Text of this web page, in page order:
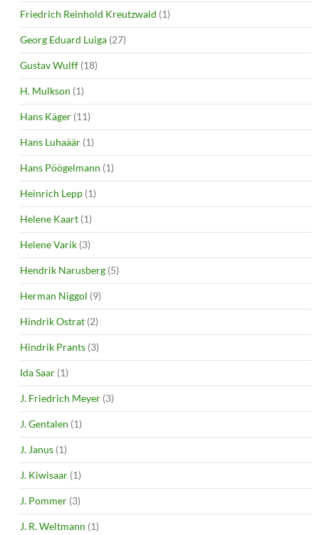
Friedrich Reinhold Kreutzwald (1)
Georg Eduard Luiga (27)
Gustav Wulff (18)
H. Mulkson (1)
Hans Käger (11)
Hans Luhaäär (1)
Hans Pöögelmann (1)
Heinrich Lepp (1)
Helene Kaart (1)
Helene Varik (3)
Hendrik Narusberg (5)
Herman Niggol (9)
Hindrik Ostrat (2)
Hindrik Prants (3)
Ida Saar (1)
J. Friedrich Meyer (3)
J. Gentalen (1)
J. Janus (1)
J. Kiwisaar (1)
J. Pommer (3)
J. R. Weltmann (1)